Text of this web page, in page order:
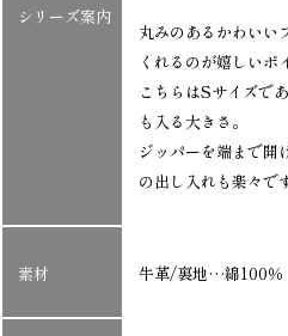
シリーズ案内
丸みのあるかわいい
くれるのが嬉しいポ
こちらはSサイズで
も入る大きさ。
ジッパーを端まで開
の出し入れも楽々で
素材 牛革/裏地…綿100％